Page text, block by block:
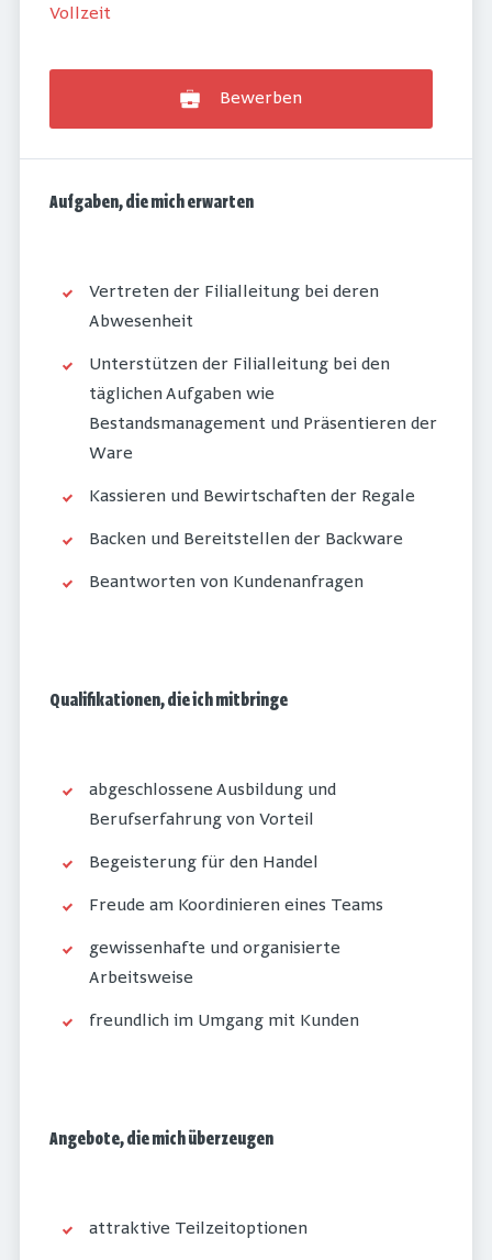
Vollzeit
Bewerben
Aufgaben, die mich erwarten
Vertreten der Filialleitung bei deren
Abwesenheit
Unterstützen der Filialleitung bei den
täglichen Aufgaben wie
Bestandsmanagement und Präsentieren der
Ware
Kassieren und Bewirtschaften der Regale
Backen und Bereitstellen der Backware
Beantworten von Kundenanfragen
Qualifikationen, die ich mitbringe
abgeschlossene Ausbildung und
Berufserfahrung von Vorteil
Begeisterung für den Handel
Freude am Koordinieren eines Teams
gewissenhafte und organisierte
Arbeitsweise
freundlich im Umgang mit Kunden
Angebote, die mich überzeugen
attraktive Teilzeitoptionen